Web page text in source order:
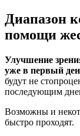
Диапазон
помощи
Улучшение
уже в первый
будут не
последующим
Возможны и
быстро проходят.